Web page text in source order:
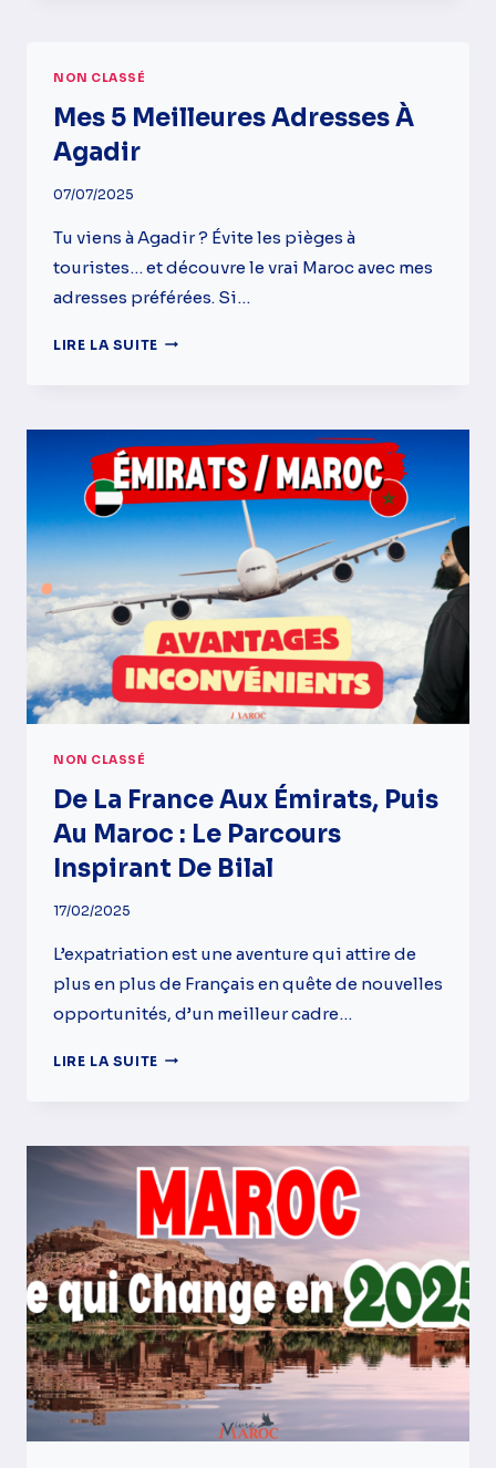
NON CLASSÉ
Mes 5 Meilleures Adresses À
Agadir
07/07/2025
Tu viens à Agadir ? Évite les pièges à
touristes… et découvre le vrai Maroc avec mes
adresses préférées. Si…
LIRE LA SUITE MES
À
AGADIR
NON CLASSÉ
De La France Aux Émirats, Puis
Au Maroc : Le Parcours
Inspirant De Bilal
17/02/2025
L’expatriation est une aventure qui attire de
plus en plus de Français en quête de nouvelles
opportunités, d’un meilleur cadre…
LIRE LA SUITE DE
ÉMIRATS,
PUIS
AU
MAROC
:
LE
PARCOURS
INSPIRANT
DE
BILAL